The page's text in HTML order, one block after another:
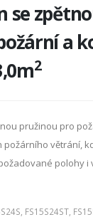
se
a
2
pružinou pro
požárního větrání,
polohy i
FS15S24ST,